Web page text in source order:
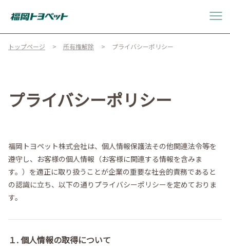
トップページ 所有権解除 プライバシーポリシー
プライバシーポリシー
福岡トヨペット株式会社は、個人情報保護法その他関連法令等を
遵守し、お客様の個人情報（お客様に関連する情報を含みま
す。）を適正に取り扱うことが企業の重要な社会的責務であると
の認識に立ち、以下の通りプライバシーポリシーを定めておりま
す。
１. 個人情報の取得について